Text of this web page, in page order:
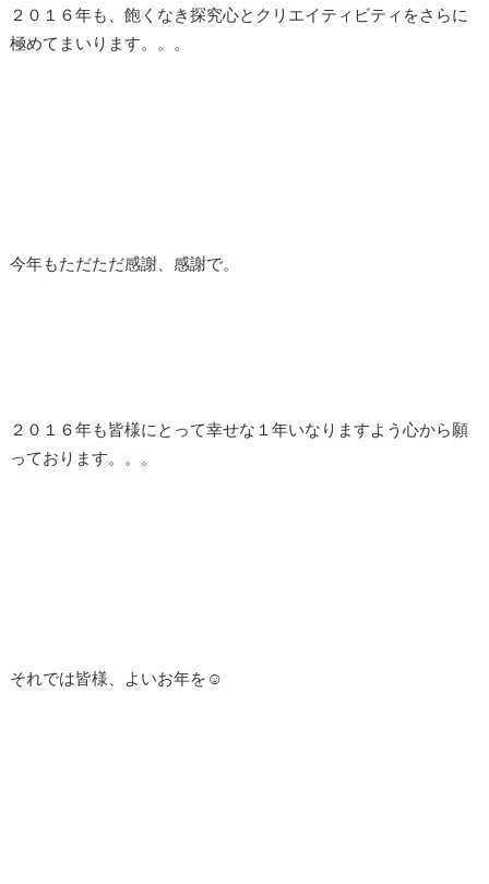
２０１６年も、飽くなき探究心とクリエイティビティをさらに
極めてまいります。。。
今年もただただ感謝、感謝で。
２０１６年も皆様にとって幸せな１年いなりますよう心から願
っております。。。
それでは皆様、よいお年を☺︎